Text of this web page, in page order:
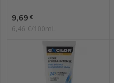
Prix
9,69 €
6,46 €/100mL